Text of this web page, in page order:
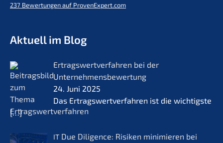
237 Bewertungen auf ProvenExpert.com
Aktuell im Blog
Ertrags­wert­ver­fah­ren bei der
Unternehmensbewertung
24. Juni 2025
Das Ertrags­wert­ver­fah­ren ist die wichtigs­te
[…]
IT Due Diligence: Risiken minimie­ren bei